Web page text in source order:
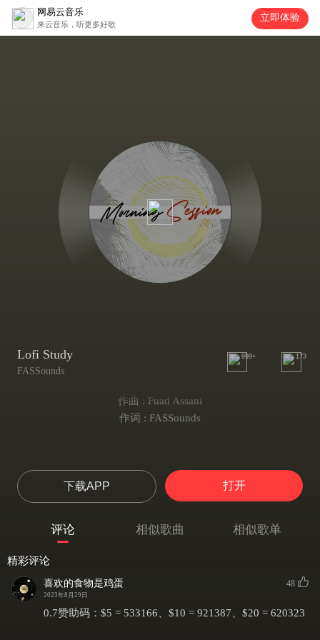
网易云音乐
来云音乐，听更多好歌
立即体验
Lofi Study
FASSounds
999+ 173
作曲 : Fuad Assani
作词 : FASSounds
下载APP 打开
评论 相似歌曲 相似歌单
精彩评论
喜欢的食物是鸡蛋
2023年8月29日
48
0.7赞助码：$5 = 533166、$10 = 921387、$20 = 620323